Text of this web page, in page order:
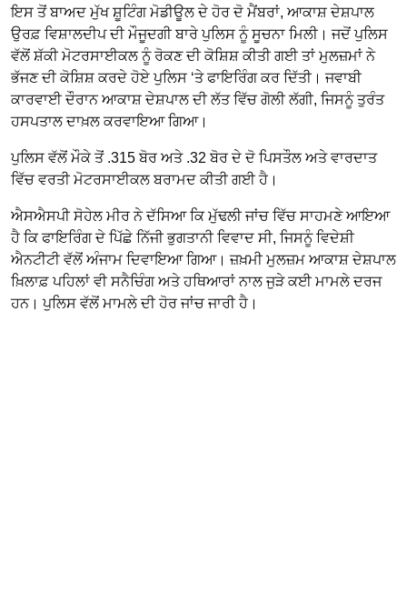
ਇਸ ਤੋਂ ਬਾਅਦ ਮੁੱਖ ਸ਼ੂਟਿੰਗ ਮੋਡੀਊਲ ਦੇ ਹੋਰ ਦੋ ਮੈਂਬਰਾਂ, ਆਕਾਸ਼ ਦੇਸ਼ਪਾਲ
ਉਰਫ਼ ਵਿਸ਼ਾਲਦੀਪ ਦੀ ਮੌਜੂਦਗੀ ਬਾਰੇ ਪੁਲਿਸ ਨੂੰ ਸੂਚਨਾ ਮਿਲੀ। ਜਦੋਂ ਪੁਲਿਸ
ਵੱਲੋਂ ਸ਼ੱਕੀ ਮੋਟਰਸਾਈਕਲ ਨੂੰ ਰੋਕਣ ਦੀ ਕੋਸ਼ਿਸ਼ ਕੀਤੀ ਗਈ ਤਾਂ ਮੁਲਜ਼ਮਾਂ ਨੇ
ਭੱਜਣ ਦੀ ਕੋਸ਼ਿਸ਼ ਕਰਦੇ ਹੋਏ ਪੁਲਿਸ ‘ਤੇ ਫਾਇਰਿੰਗ ਕਰ ਦਿੱਤੀ। ਜਵਾਬੀ
ਕਾਰਵਾਈ ਦੌਰਾਨ ਆਕਾਸ਼ ਦੇਸ਼ਪਾਲ ਦੀ ਲੱਤ ਵਿੱਚ ਗੋਲੀ ਲੱਗੀ, ਜਿਸਨੂੰ ਤੁਰੰਤ
ਹਸਪਤਾਲ ਦਾਖ਼ਲ ਕਰਵਾਇਆ ਗਿਆ।
ਪੁਲਿਸ ਵੱਲੋਂ ਮੌਕੇ ਤੋਂ .315 ਬੋਰ ਅਤੇ .32 ਬੋਰ ਦੇ ਦੋ ਪਿਸਤੌਲ ਅਤੇ ਵਾਰਦਾਤ
ਵਿੱਚ ਵਰਤੀ ਮੋਟਰਸਾਈਕਲ ਬਰਾਮਦ ਕੀਤੀ ਗਈ ਹੈ।
ਐਸਐਸਪੀ ਸੋਹੇਲ ਮੀਰ ਨੇ ਦੱਸਿਆ ਕਿ ਮੁੱਢਲੀ ਜਾਂਚ ਵਿੱਚ ਸਾਹਮਣੇ ਆਇਆ
ਹੈ ਕਿ ਫਾਇਰਿੰਗ ਦੇ ਪਿੱਛੇ ਨਿੱਜੀ ਭੁਗਤਾਨੀ ਵਿਵਾਦ ਸੀ, ਜਿਸਨੂੰ ਵਿਦੇਸ਼ੀ
ਐਨਟੀਟੀ ਵੱਲੋਂ ਅੰਜਾਮ ਦਿਵਾਇਆ ਗਿਆ। ਜ਼ਖ਼ਮੀ ਮੁਲਜ਼ਮ ਆਕਾਸ਼ ਦੇਸ਼ਪਾਲ
ਖ਼ਿਲਾਫ਼ ਪਹਿਲਾਂ ਵੀ ਸਨੈਚਿੰਗ ਅਤੇ ਹਥਿਆਰਾਂ ਨਾਲ ਜੁੜੇ ਕਈ ਮਾਮਲੇ ਦਰਜ
ਹਨ। ਪੁਲਿਸ ਵੱਲੋਂ ਮਾਮਲੇ ਦੀ ਹੋਰ ਜਾਂਚ ਜਾਰੀ ਹੈ।